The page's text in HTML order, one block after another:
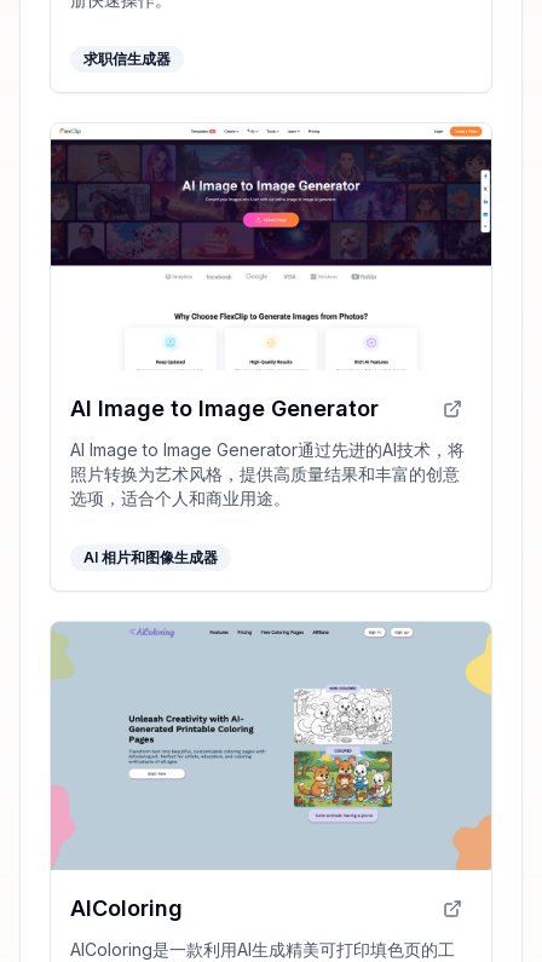
求职信生成器
AI Image to Image Generator
AI Image to Image Generator通过先进的AI技术，将
照片转换为艺术风格，提供高质量结果和丰富的创意
选项，适合个人和商业用途。
AI 相片和图像生成器
AIColoring
AIColoring是一款利用AI生成精美可打印填色页的工